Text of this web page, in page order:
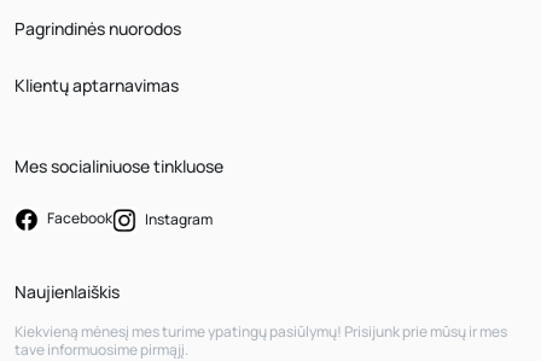
Pagrindinės nuorodos
Klientų aptarnavimas
Mes socialiniuose tinkluose
Facebook Instagram
Naujienlaiškis
Kiekvieną mėnesį mes turime ypatingų pasiūlymų! Prisijunk prie mūsų ir mes
tave informuosime pirmąjį.